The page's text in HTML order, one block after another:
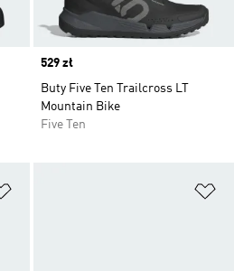
Price
529 zł
Buty Five Ten Trailcross LT
Mountain Bike
Five Ten